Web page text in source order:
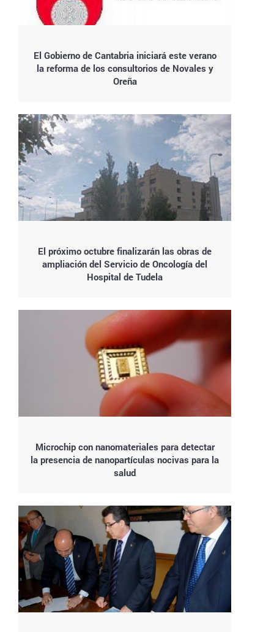
El Gobierno de Cantabria iniciará este verano
la reforma de los consultorios de Novales y
Oreña
El próximo octubre finalizarán las obras de
ampliación del Servicio de Oncología del
Hospital de Tudela
Microchip con nanomateriales para detectar
la presencia de nanopartículas nocivas para la
salud